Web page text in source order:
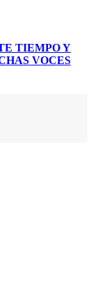
TIEMPO Y
VOCES